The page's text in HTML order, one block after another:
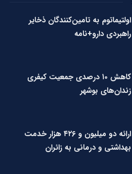
اولتیماتوم به تامین‌کنندگان ذخایر
راهبردی دارو+نامه
کاهش ۱۰ درصدی جمعیت کیفری
زندان‌های بوشهر
ارائه دو میلیون و ۴۲۶ هزار خدمت
بهداشتی و درمانی به زائران